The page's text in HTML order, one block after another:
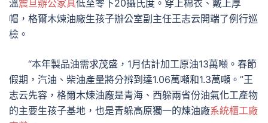
溫震旦辦公家具低至零下20攝氏度。穿上棉衣、戴上厚
帽，格爾木煉油廠生孩子辦公室副主任王志云開端了例行巡
檢。
“本年製品油需求茂盛，1月估計加工原油13萬噸。春節
假期，汽油、柴油產量將分辨到達1.06萬噸和1.3萬噸。”王
志云先容，格爾木煉油廠是青海、西躲兩省份油氣化工產物
的主要生孩子基地，也是青躲高原獨一的煉油廠系統櫃工廠